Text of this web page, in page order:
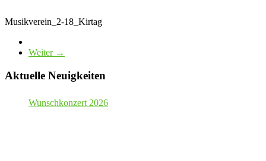
Musikverein_2-18_Kirtag
Weiter →
Aktuelle Neuigkeiten
Wunschkonzert 2026